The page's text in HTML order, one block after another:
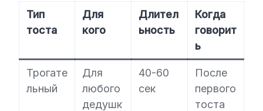
Тип
тоста
Для
кого
Длител
ьность
Когда
говорит
ь
Трогате
льный
Для
любого
дедушк
40-60
сек
После
первого
тоста